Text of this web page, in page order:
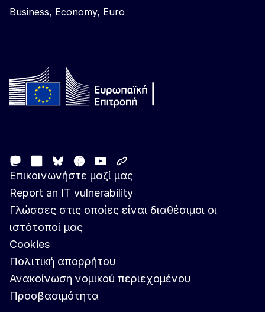
Business, Economy, Euro
MastodonLinkedIn
Bluesky
Facebook
Youtube
Επικοινωνήστε μαζί μας
Report an IT vulnerability
Γλώσσες στις οποίες είναι διαθέσιμοι οι
ιστότοποί μας
Cookies
Πολιτική απορρήτου
Ανακοίνωση νομικού περιεχομένου
Προσβασιμότητα